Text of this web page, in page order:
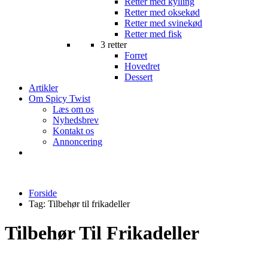
Retter med oksekød
Retter med svinekød
Retter med fisk
3 retter
Forret
Hovedret
Dessert
Artikler
Om Spicy Twist
Læs om os
Nyhedsbrev
Kontakt os
Annoncering
Forside
Tag: Tilbehør til frikadeller
Tilbehør Til Frikadeller